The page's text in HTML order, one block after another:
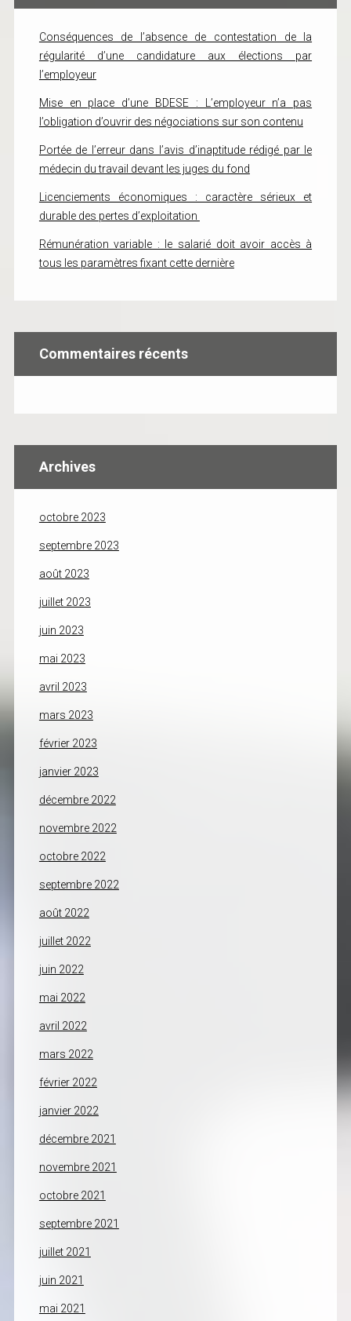
Conséquences de l’absence de contestation de la
régularité d’une candidature aux élections par
l’employeur
Mise en place d’une BDESE : L’employeur n’a pas
l’obligation d’ouvrir des négociations sur son contenu
Portée de l’erreur dans l’avis d’inaptitude rédigé par le
médecin du travail devant les juges du fond
Licenciements économiques : caractère sérieux et
durable des pertes d’exploitation
Rémunération variable : le salarié doit avoir accès à
tous les paramètres fixant cette dernière
Commentaires récents
Archives
octobre 2023
septembre 2023
août 2023
juillet 2023
juin 2023
mai 2023
avril 2023
mars 2023
février 2023
janvier 2023
décembre 2022
novembre 2022
octobre 2022
septembre 2022
août 2022
juillet 2022
juin 2022
mai 2022
avril 2022
mars 2022
février 2022
janvier 2022
décembre 2021
novembre 2021
octobre 2021
septembre 2021
juillet 2021
juin 2021
mai 2021